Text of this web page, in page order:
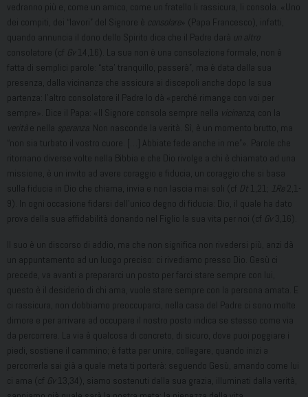
vedranno più e, come un amico, come un fratello li rassicura, li consola. «Uno
dei compiti, dei “lavori” del Signore è consolare
» (Papa Francesco), infatti,
quando annuncia il dono dello Spirito dice che il Padre darà un altro
consolatore (cf Gv
14,16). La sua non è una consolazione formale, non è
fatta di semplici parole: “sta’ tranquillo, passerà”, ma è data dalla sua
presenza, dalla vicinanza che assicura ai discepoli anche dopo la sua
partenza: l’altro consolatore il Padre lo dà «perché rimanga con voi per
sempre». Dice il Papa: «Il Signore consola sempre nella
vicinanza, con la
verità e nella speranza . Non nasconde la verità. Sì, è un momento brutto, ma
“non sia turbato il vostro cuore. […] Abbiate fede anche in me”». Parole che
ritornano diverse volte nella Bibbia e che Dio rivolge a chi è chiamato ad una
missione, è un invito ad avere coraggio e fiducia, un coraggio che si basa
sulla fiducia in Dio che chiama, invia e non lascia mai soli (cf Dt 1,21; 1Re 2,1-
9). In ogni occasione fidarsi dell’unico degno di fiducia: Dio, il quale ha dato
prova della sua affidabilità donando nel Figlio la sua vita per noi (cf Gv 3,16).
Il suo è un discorso di addio, ma che non significa non rivedersi più, anzi dà
un appuntamento ad un luogo preciso: ci rivediamo presso Dio. Gesù ci
precede, va avanti a prepararci un posto per farci stare sempre con lui,
questo è il desiderio di chi ama, vuole stare sempre con la persona amata. E
ci rassicura, non dobbiamo preoccuparci, nella casa del Padre ci sono molte
dimore e per arrivare ad occupare il nostro posto indica se stesso come via
da percorrere. La via è qualcosa di concreto, di sicuro, dove puoi poggiare i
piedi, sostiene il cammino; è fatta per unire, collegare, quando inizi a
percorrerla sai già a quale meta ti porterà: seguendo Gesù, amando come lui
ci ama (cf Gv
13,34), siamo sostenuti dalla sua grazia, illuminati dalla verità,